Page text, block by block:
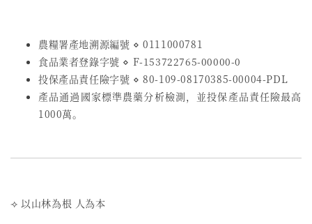
農糧署產地溯源編號 ⋄ 0111000781
食品業者登錄字號 ⋄ F-153722765-00000-0
投保產品責任險字號 ⋄80-109-08170385-00004-PDL
產品通過國家標準農藥分析檢測，並投保產品責任險最高
1000萬。
⟢ 以山林為根 人為本